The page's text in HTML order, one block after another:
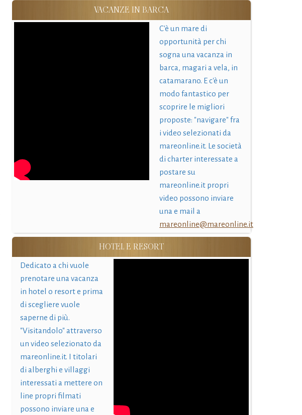
VACANZE IN BARCA
C'è un mare di
opportunità per chi
sogna una vacanza in
barca, magari a vela, in
catamarano. E c'è un
modo fantastico per
scoprire le migliori
proposte: "navigare" fra
i video selezionati da
mareonline.it. Le società
di charter interessate a
postare su
mareonline.it propri
video possono inviare
una e mail a
mareonline@mareonline.it
HOTEL E RESORT
Dedicato a chi vuole
prenotare una vacanza
in hotel o resort e prima
di scegliere vuole
saperne di più.
"Visitandolo" attraverso
un video selezionato da
mareonline.it. I titolari
di alberghi e villaggi
interessati a mettere on
line propri filmati
possono inviare una e